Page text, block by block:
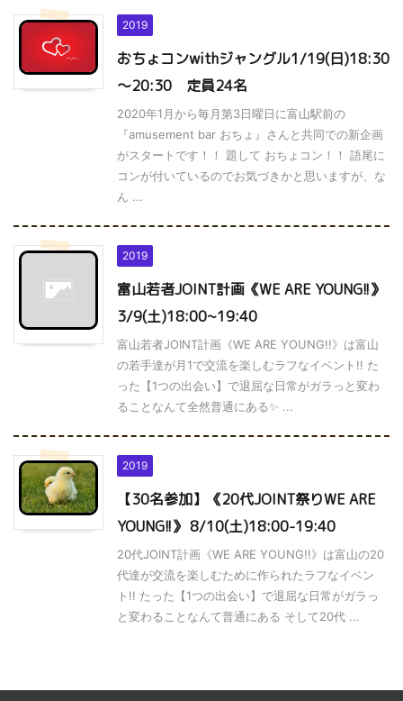
2019
おちょコンwithジャングル1/19(日)18:30
～20:30 定員24名
2020年1月から毎月第3日曜日に富山駅前の
『amusement bar おちょ』さんと共同での新企画
がスタートです！！ 題して おちょコン！！ 語尾に
コンが付いているのでお気づきかと思いますが、な
ん ...
2019
富山若者JOINT計画《WE ARE YOUNG!!》
3/9(土)18:00~19:40
富山若者JOINT計画《WE ARE YOUNG!!》は富山
の若手達が月1で交流を楽しむラフなイベント!! た
った【1つの出会い】で退屈な日常がガラっと変わ
ることなんて全然普通にある✨ ...
2019
【30名参加】《20代JOINT祭りWE ARE
YOUNG!!》 8/10(土)18:00-19:40
20代JOINT計画《WE ARE YOUNG!!》は富山の20
代達が交流を楽しむために作られたラフなイベン
ト!! たった【1つの出会い】で退屈な日常がガラっ
と変わることなんて普通にある そして20代 ...